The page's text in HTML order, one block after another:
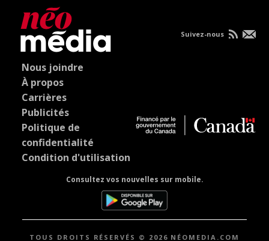
Nous joindre
À propos
Carrières
Publicités
Politique de
confidentialité
Condition d'utilisation
Consultez vos nouvelles sur mobile.
Suivez-nous
TOUS DROITS RÉSERVÉS © 2026 NÉOMEDIA.COM